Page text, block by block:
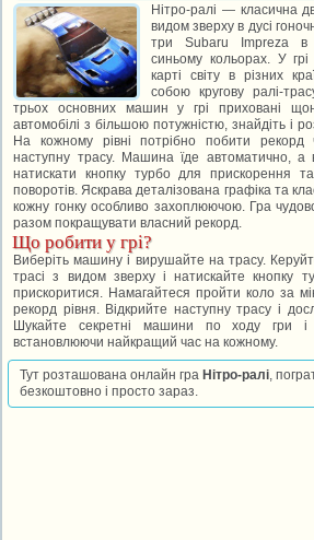
Нітро-ралі — класична
видом зверху в дусі
три Subaru Impreza в
синьому кольорах. У
карті світу в різних
собою кругову ралі-
трьох основних машин у грі приховані
автомобілі з більшою потужністю, знайдіть і
На кожному рівні потрібно побити рекорд
наступну трасу. Машина їде автоматично,
натискати кнопку турбо для прискорення
поворотів. Яскрава деталізована графіка та
кожну гонку особливо захоплюючою. Гра
разом покращувати власний рекорд.
Що робити у грі?
Виберіть машину і вирушайте на трасу.
трасі з видом зверху і натискайте кнопку
прискоритися. Намагайтеся пройти коло за
рекорд рівня. Відкрийте наступну трасу і
Шукайте секретні машини по ходу гри і
встановлюючи найкращий час на кожному.
Тут розташована онлайн гра Нітро-ралі,
безкоштовно і просто зараз.